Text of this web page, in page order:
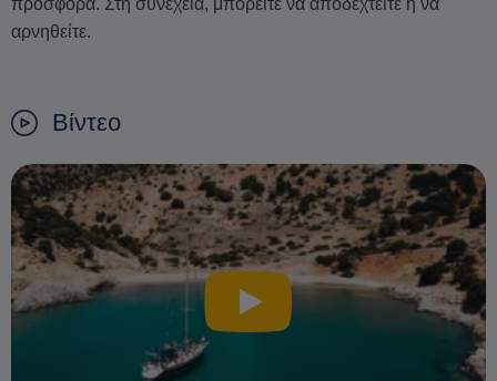
προσφορά. Στη συνέχεια, μπορείτε να αποδεχτείτε ή να
αρνηθείτε.
Βίντεο